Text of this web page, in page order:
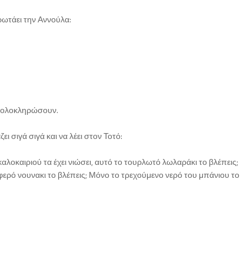
την Αννούλα:
ολοκληρώσουν.
σιγά σιγά και να λέει στον Τοτό:
τα έχει νιώσει, αυτό το τουρλωτό λωλαράκι το βλέπεις;
νουνακι το βλέπεις; Μόνο το τρεχούμενο νερό του μπάνιου το